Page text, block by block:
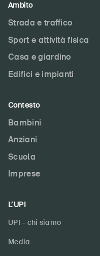
Ambito
Strada e traffico
Sport e attività fisica
Casa e giardino
Edifici e impianti
Contesto
Bambini
Anziani
Scuola
Imprese
L’UPI
UPI – chi siamo
Media